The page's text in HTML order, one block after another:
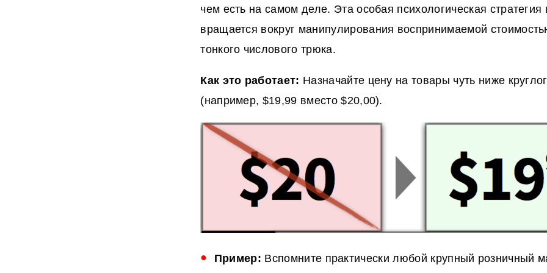
чем есть на самом деле. Эта особая психологическая
вращается вокруг манипулирования воспринимаемой
тонкого числового трюка.
Как это работает: Назначайте цену на товары чуть ниже
(например, $19,99 вместо $20,00).
Пример: Вспомните практически любой крупный розничный